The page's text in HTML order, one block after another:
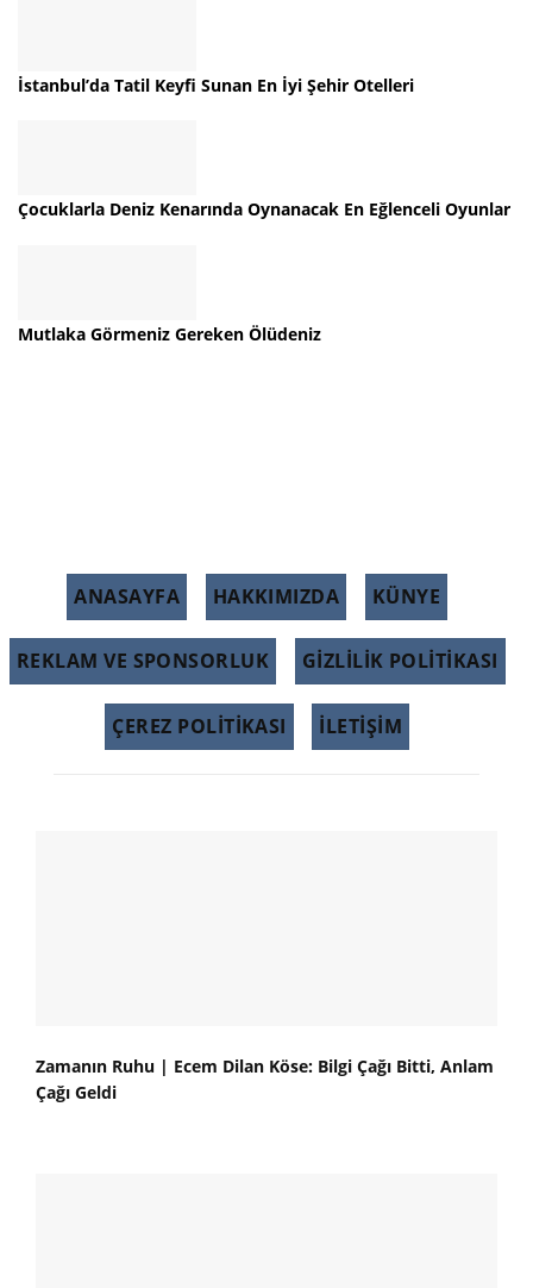
İstanbul’da Tatil Keyfi Sunan En İyi Şehir Otelleri
Çocuklarla Deniz Kenarında Oynanacak En Eğlenceli Oyunlar
Mutlaka Görmeniz Gereken Ölüdeniz
ANASAYFA HAKKIMIZDA KÜNYE
REKLAM VE SPONSORLUK GIZLILIK POLITIKASI
ÇEREZ POLITIKASI İLETİŞİM
Zamanın Ruhu | Ecem Dilan Köse: Bilgi Çağı Bitti, Anlam
Çağı Geldi